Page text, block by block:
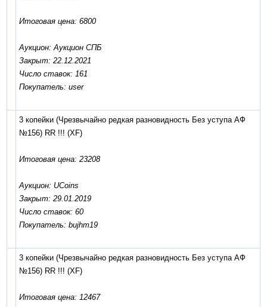
Итоговая цена: 6800
Аукцион: Аукцион СПБ
Закрыт: 22.12.2021
Число ставок: 161
Покупатель: user
3 копейки (Чрезвычайно редкая разновидность Без уступа АФ
№156) RR !!! (XF)
Итоговая цена: 23208
Аукцион: UCoins
Закрыт: 29.01.2019
Число ставок: 60
Покупатель: bujhm19
3 копейки (Чрезвычайно редкая разновидность Без уступа АФ
№156) RR !!! (XF)
Итоговая цена: 12467